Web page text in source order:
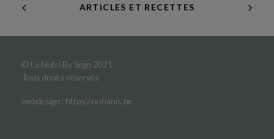
ARTICLES ET RECETTES
© La Nutri By Sego 2021
Tous droits réservés
webdesign : https://nohanis.be